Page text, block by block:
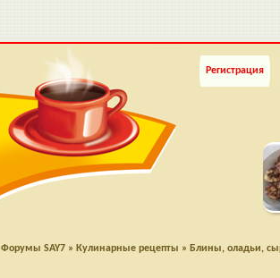
Регистрация
Форумы SAY7 » Кулинарные рецепты » Блины, оладьи,